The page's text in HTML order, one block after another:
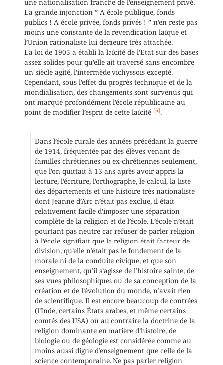
une nationalisation franche de l’enseignement privé.
La grande injonction ” A école publique, fonds
publics ! A école privée, fonds privés ! ” n’en reste pas
moins une constante de la revendication laïque et
l’Union rationaliste lui demeure très attachée.
La loi de 1905 a établi la laïcité de l’Etat sur des bases
assez solides pour qu’elle ait traversé sans encombre
un siècle agité, l’intermède vichyssois excepté.
Cependant, sous l’effet du progrès technique et de la
mondialisation, des changements sont survenus qui
ont marqué profondément l’école républicaine au
point de modifier l’esprit de cette laïcité [6].
Dans l’école rurale des années précédant la guerre
de 1914, fréquentée par des élèves venant de
familles chrétiennes ou ex-chrétiennes seulement,
que l’on quittait à 13 ans après avoir appris la
lecture, l’écriture, l’orthographe, le calcul, la liste
des départements et une histoire très nationaliste
dont Jeanne d’Arc n’était pas exclue, il était
relativement facile d’imposer une séparation
complète de la religion et de l’école. L’école n’était
pourtant pas neutre car refuser de parler religion
à l’école signifiait que la religion était facteur de
division, qu’elle n’était pas le fondement de la
morale ni de la conduite civique, et que son
enseignement, qu’il s’agisse de l’histoire sainte, de
ses vues philosophiques ou de sa conception de la
création et de l’évolution du monde, n’avait rien
de scientifique. Il est encore beaucoup de contrées
(l’Inde, certains États arabes, et même certains
comtés des USA) où au contraire la doctrine de la
religion dominante en matière d’histoire, de
biologie ou de géologie est considérée comme au
moins aussi digne d’enseignement que celle de la
science contemporaine. Ne pas parler religion